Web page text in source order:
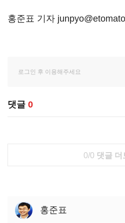
홍준표 기자
댓글 0
0/0 댓글 더
홍준표